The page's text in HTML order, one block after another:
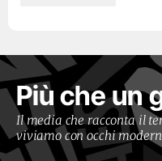
Più che un
Il media che racconta il
viviamo con occhi